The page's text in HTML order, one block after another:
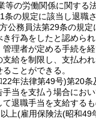
等の労働関係に関する
条の規定に該当し退職
公務員法第29条の規定
き行為をしたと認めら
理者が定める手続を
給を制限し、支払わ
ことができる。
22年法律第49号)第20条
手当を支払う場合にお
退職手当を支給するも
上(雇用保険法(昭和49